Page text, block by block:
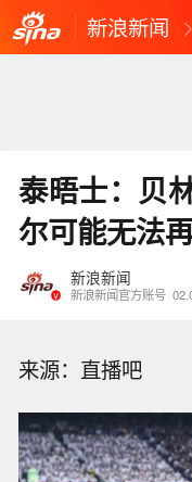
新浪新闻
泰晤士：贝
尔可能无法
新浪新闻
新浪新闻官方账号
来源：直播吧